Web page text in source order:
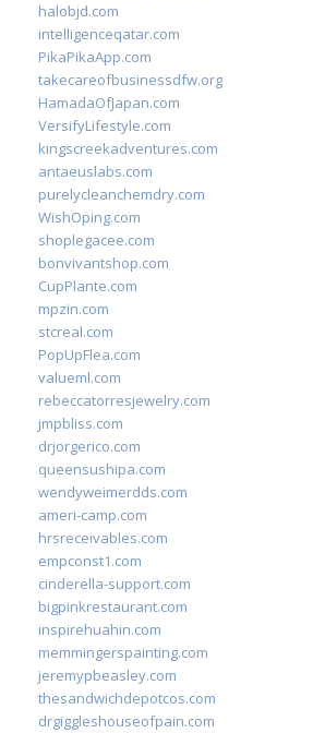
halobjd.com
intelligenceqatar.com
PikaPikaApp.com
takecareofbusinessdfw.org
HamadaOfJapan.com
VersifyLifestyle.com
kingscreekadventures.com
antaeuslabs.com
purelycleanchemdry.com
WishOping.com
shoplegacee.com
bonvivantshop.com
CupPlante.com
mpzin.com
stcreal.com
PopUpFlea.com
valueml.com
rebeccatorresjewelry.com
jmpbliss.com
drjorgerico.com
queensushipa.com
wendyweimerdds.com
ameri-camp.com
hrsreceivables.com
empconst1.com
cinderella-support.com
bigpinkrestaurant.com
inspirehuahin.com
memmingerspainting.com
jeremypbeasley.com
thesandwichdepotcos.com
drgiggleshouseofpain.com